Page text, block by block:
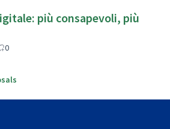
più consapevoli, più
0